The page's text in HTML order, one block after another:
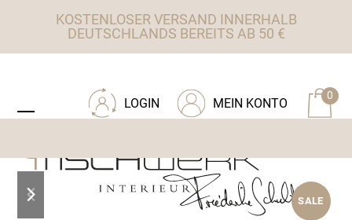
KOSTENLOSER VERSAND INNERHALB
DEUTSCHLANDS BEREITS AB 50 €
0
MEIN KONTO
LOGIN
mobile
mobile
SALE
slide
slide